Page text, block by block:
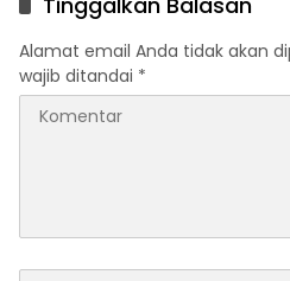
Alamat email Anda tidak akan
wajib ditandai *